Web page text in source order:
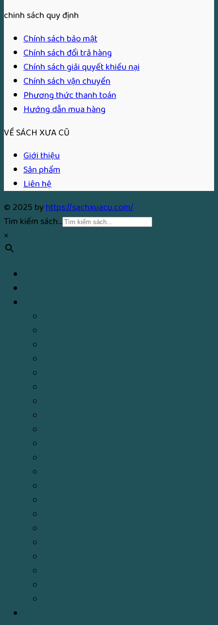
chinh sách quy định
Chính sách bảo mật
Chính sách đổi trả hàng
Chính sách giải quyết khiếu nại
Chính sách vận chuyển
Phương thức thanh toán
Hướng dẫn mua hàng
VỀ SÁCH XƯA CŨ
Giới thiệu
Sản phẩm
Liên hệ
© 2025 byhttps://sachxuacu.com/
Tìm kiếm sách...
×